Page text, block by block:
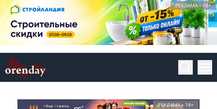
РЕКЛАМА • 18+
РЕКЛАМА • 18+